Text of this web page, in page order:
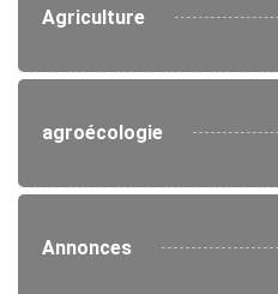
Agriculture
agroécologie
Annonces